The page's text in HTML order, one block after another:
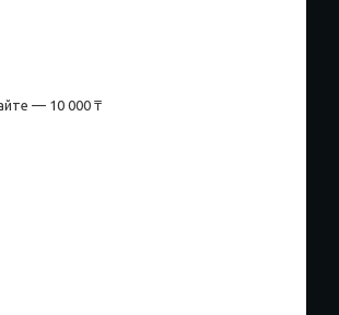
— 10 000 ₸